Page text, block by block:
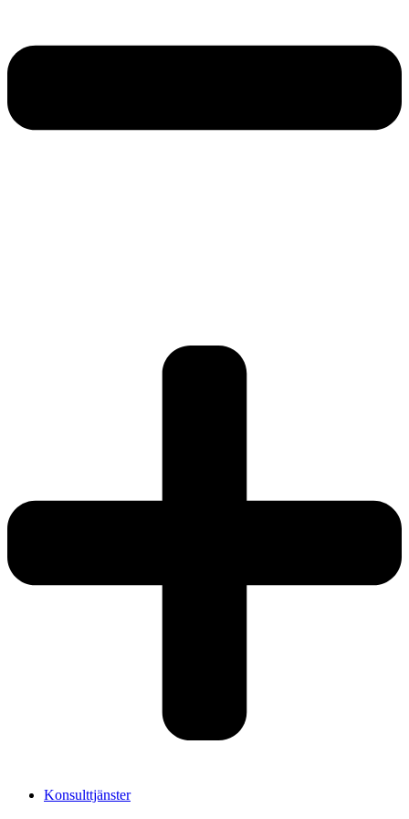
Konsulttjänster